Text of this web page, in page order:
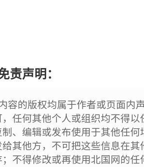
责声明：
容的版权均属于作者或页面内
，任何其他个人或组织均不得
、编辑或发布使用于其他任
其他方，不可把这些信息在
不得修改或再使用北国网的